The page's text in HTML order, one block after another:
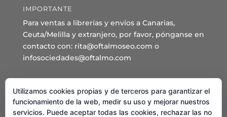
IMPORTANTE
Para ventas a librerías y envíos a Canarias,
Ceuta/Melilla y extranjero, por favor, pónganse en
contacto con: rita@oftalmoseo.com o
infosociedades@oftalmo.com
Sede Administrativa y Secretaría General
C/ Arcipreste de Hita 14 – 1º Derecha.
28015 – Madrid
Utilizamos cookies propias y de terceros para garantizar el
funcionamiento de la web, medir su uso y mejorar nuestros
servicios. Puede aceptar todas las cookies, rechazar las no